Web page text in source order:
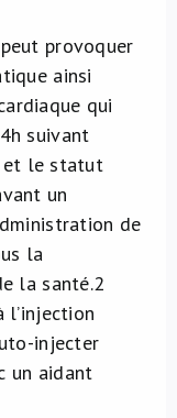
provoquer
ainsi
qui
suivant
et le statut
un
de
la
la santé.2
l’injection
injecter
un aidant